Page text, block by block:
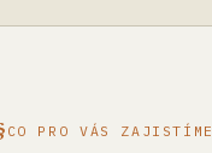
CO PRO VÁS ZAJISTÍME